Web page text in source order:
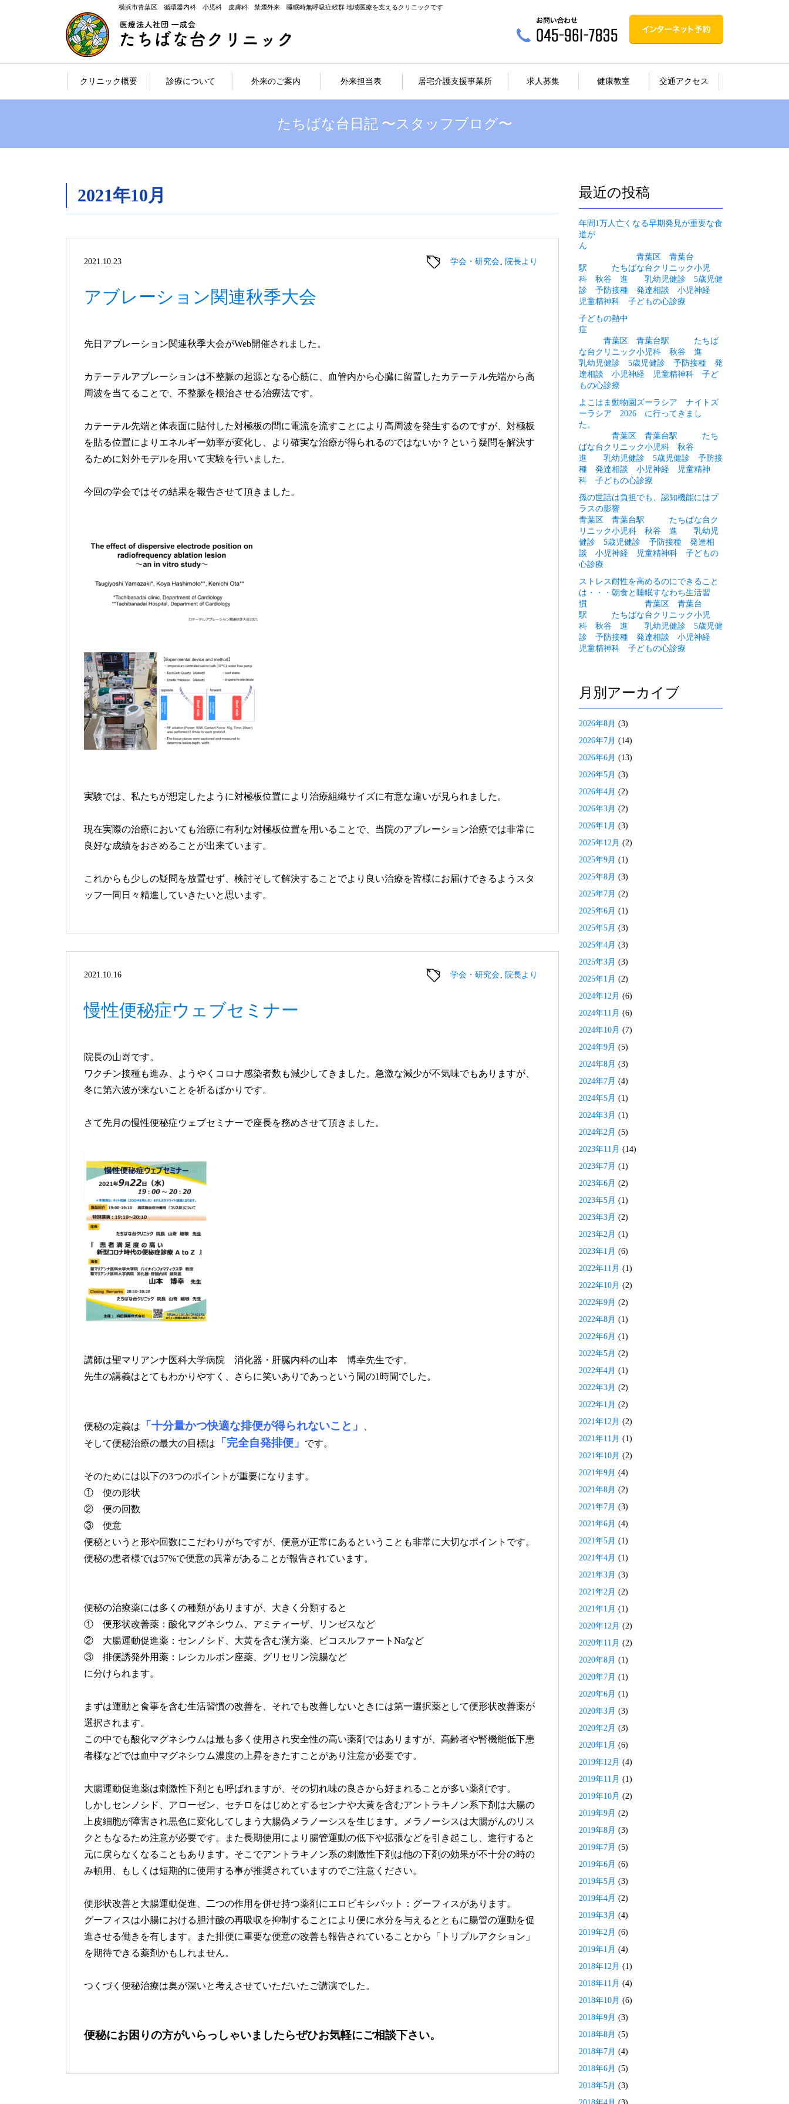
横浜市青葉区 循環器内科 小児科 皮膚科 禁煙外来 睡眠時無呼吸症候群 地域医療を支えるクリニックです
クリニック概要 診療について 外来のご案内 外来担当表 居宅介護支援事業所 求人募集 健康教室 交通アクセス
たちばな台日記 〜スタッフブログ〜
2021年10月
2021.10.23 学会・研究会 院長より
アブレーション関連秋季大会
先日アブレーション関連秋季大会がWeb開催されました。
カテーテルアブレーションは不整脈の起源となる心筋に、血管内から心臓に留置したカテーテル先端から高
周波を当てることで、不整脈を根治させる治療法です。
カテーテル先端と体表面に貼付した対極板の間に電流を流すことにより高周波を発生するのですが、対極板
を貼る位置によりエネルギー効率が変化し、より確実な治療が得られるのではないか？という疑問を解決す
るために対外モデルを用いて実験を行いました。
今回の学会ではその結果を報告させて頂きました。
実験では、私たちが想定したように対極板位置により治療組織サイズに有意な違いが見られました。
現在実際の治療においても治療に有利な対極板位置を用いることで、当院のアブレーション治療では非常に
良好な成績をおさめることが出来ています。
これからも少しの疑問を放置せず、検討そして解決することでより良い治療を皆様にお届けできるようスタ
ッフ一同日々精進していきたいと思います。
2021.10.16 学会・研究会 院長より
慢性便秘症ウェブセミナー
院長の山嵜です。
ワクチン接種も進み、ようやくコロナ感染者数も減少してきました。急激な減少が不気味でもありますが、
冬に第六波が来ないことを祈るばかりです。
さて先月の慢性便秘症ウェブセミナーで座長を務めさせて頂きました。
講師は聖マリアンナ医科大学病院 消化器・肝臓内科の山本 博幸先生です。
先生の講義はとてもわかりやすく、さらに笑いありであっという間の1時間でした。
便秘の定義は 「十分量かつ快適な排便が得られないこと」
そして便秘治療の最大の目標は
「完全自発排便」 です。
そのためには以下の3つのポイントが重要になります。
① 便の形状
② 便の回数
③ 便意
便秘というと形や回数にこだわりがちですが、便意が正常にあるということも非常に大切なポイントです。
便秘の患者様では57%で便意の異常があることが報告されています。
便秘の治療薬には多くの種類がありますが、大きく分類すると
① 便形状改善薬：酸化マグネシウム、アミティーザ、リンゼスなど
② 大腸運動促進薬：センノシド、大黄を含む漢方薬、ピコスルファートNaなど
③ 排便誘発外用薬：レシカルボン座薬、グリセリン浣腸など
に分けられます。
まずは運動と食事を含む生活習慣の改善を、それでも改善しないときには第一選択薬として便形状改善薬が
選択されます。
この中でも酸化マグネシウムは最も多く使用され安全性の高い薬剤ではありますが、高齢者や腎機能低下患
者様などでは血中マグネシウム濃度の上昇をきたすことがあり注意が必要です。
大腸運動促進薬は刺激性下剤とも呼ばれますが、その切れ味の良さから好まれることが多い薬剤です。
しかしセンノシド、アローゼン、セチロをはじめとするセンナや大黄を含むアントラキノン系下剤は大腸の
上皮細胞が障害され黒色に変化してしまう大腸偽メラノーシスを生じます。メラノーシスは大腸がんのリス
クともなるため注意が必要です。また長期使用により腸管運動の低下や拡張などを引き起こし、進行すると
元に戻らなくなることもあります。そこでアントラキノン系の刺激性下剤は他の下剤の効果が不十分の時の
み頓用、もしくは短期的に使用する事が推奨されていますのでご注意ください。
便形状改善と大腸運動促進、二つの作用を併せ持つ薬剤にエロビキシバット：グーフィスがあります。
グーフィスは小腸における胆汁酸の再吸収を抑制することにより便に水分を与えるとともに腸管の運動を促
進させる働きを有します。また排便に重要な便意の改善も報告されていることから「トリプルアクション」
を期待できる薬剤かもしれません。
つくづく便秘治療は奥が深いと考えさせていただいたご講演でした。
便秘にお困りの方がいらっしゃいましたらぜひお気軽にご相談下さい。
最近の投稿
年間1万人亡くなる早期発見が重要な食
道が
ん
青葉区 青葉台
駅 たちばな台クリニック小児
科 秋谷 進 乳幼児健診 5歳児健
診 予防接種 発達相談 小児神経
児童精神科 子どもの心診療
子どもの熱中
症
青葉区 青葉台駅 たちば
な台クリニック小児科 秋谷 進
乳幼児健診 5歳児健診 予防接種 発
達相談 小児神経 児童精神科 子ど
もの心診療
よこはま動物園ズーラシア ナイトズ
ーラシア 2026 に行ってきまし
た。
青葉区 青葉台駅 たち
ばな台クリニック小児科 秋谷
進 乳幼児健診 5歳児健診 予防接
種 発達相談 小児神経 児童精神
科 子どもの心診療
孫の世話は負担でも、認知機能にはプ
ラスの影響
青葉区 青葉台駅 たちばな台ク
リニック小児科 秋谷 進 乳幼児
健診 5歳児健診 予防接種 発達相
談 小児神経 児童精神科 子どもの
心診療
ストレス耐性を高めるのにできること
は・・・朝食と睡眠すなわち生活習
慣 青葉区 青葉台
駅 たちばな台クリニック小児
科 秋谷 進 乳幼児健診 5歳児健
診 予防接種 発達相談 小児神経
児童精神科 子どもの心診療
月別アーカイブ
2026年8月 (3)
2026年7月 (14)
2026年6月 (13)
2026年5月 (3)
2026年4月 (2)
2026年3月 (2)
2026年1月 (3)
2025年12月 (2)
2025年9月 (1)
2025年8月 (3)
2025年7月 (2)
2025年6月 (1)
2025年5月 (3)
2025年4月 (3)
2025年3月 (3)
2025年1月 (2)
2024年12月 (6)
2024年11月 (6)
2024年10月 (7)
2024年9月 (5)
2024年8月 (3)
2024年7月 (4)
2024年5月 (1)
2024年3月 (1)
2024年2月 (5)
2023年11月 (14)
2023年7月 (1)
2023年6月 (2)
2023年5月 (1)
2023年3月 (2)
2023年2月 (1)
2023年1月 (6)
2022年11月 (1)
2022年10月 (2)
2022年9月 (2)
2022年8月 (1)
2022年6月 (1)
2022年5月 (2)
2022年4月 (1)
2022年3月 (2)
2022年1月 (2)
2021年12月 (2)
2021年11月 (1)
2021年10月 (2)
2021年9月 (4)
2021年8月 (2)
2021年7月 (3)
2021年6月 (4)
2021年5月 (1)
2021年4月 (1)
2021年3月 (3)
2021年2月 (2)
2021年1月 (1)
2020年12月 (2)
2020年11月 (2)
2020年8月 (1)
2020年7月 (1)
2020年6月 (1)
2020年3月 (3)
2020年2月 (3)
2020年1月 (6)
2019年12月 (4)
2019年11月 (1)
2019年10月 (2)
2019年9月 (2)
2019年8月 (3)
2019年7月 (5)
2019年6月 (6)
2019年5月 (3)
2019年4月 (2)
2019年3月 (4)
2019年2月 (6)
2019年1月 (4)
2018年12月 (1)
2018年11月 (4)
2018年10月 (6)
2018年9月 (3)
2018年8月 (5)
2018年7月 (4)
2018年6月 (5)
2018年5月 (3)